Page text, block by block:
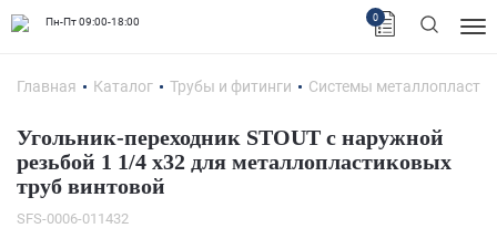
Пн-Пт 09:00-18:00 0
Главная Каталог Трубы и фитинги Системы
Угольник-переходник STOUT с наружной
резьбой 1 1/4 x32 для металлопластиковых
труб винтовой
SFS-0006-011432